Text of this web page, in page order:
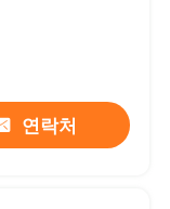
연락처